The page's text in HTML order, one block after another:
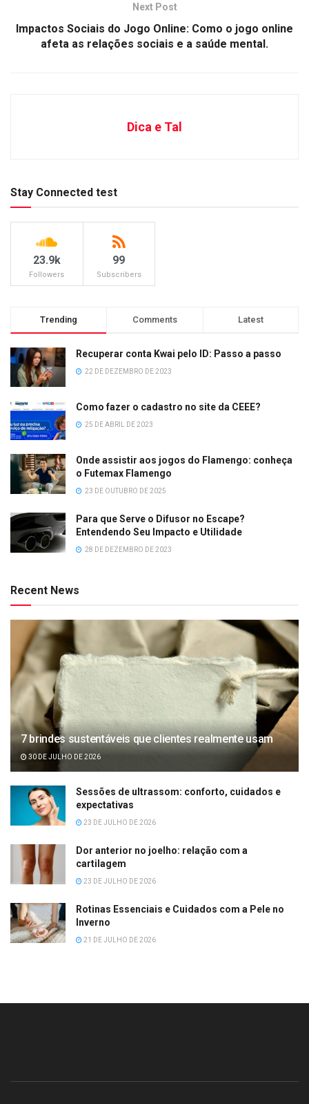
Next Post
Impactos Sociais do Jogo Online: Como o jogo online
afeta as relações sociais e a saúde mental.
Dica e Tal
Stay Connected test
23.9k
Followers
99
Subscribers
Trending Comments Latest
Recuperar conta Kwai pelo ID: Passo a passo
22 DE DEZEMBRO DE 2023
Como fazer o cadastro no site da CEEE?
25 DE ABRIL DE 2023
Onde assistir aos jogos do Flamengo: conheça
o Futemax Flamengo
23 DE OUTUBRO DE 2025
Para que Serve o Difusor no Escape?
Entendendo Seu Impacto e Utilidade
28 DE DEZEMBRO DE 2023
Recent News
7 brindes sustentáveis que clientes realmente usam
30 DE JULHO DE 2026
Sessões de ultrassom: conforto, cuidados e
expectativas
23 DE JULHO DE 2026
Dor anterior no joelho: relação com a
cartilagem
23 DE JULHO DE 2026
Rotinas Essenciais e Cuidados com a Pele no
Inverno
21 DE JULHO DE 2026